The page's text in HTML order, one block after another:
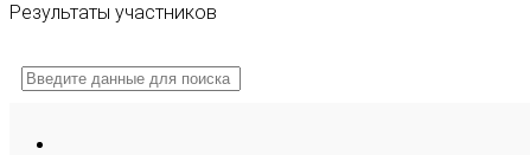
Результаты участников